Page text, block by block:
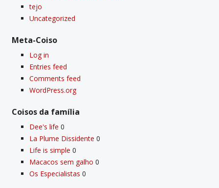
tejo
Uncategorized
Meta-Coiso
Log in
Entries feed
Comments feed
WordPress.org
Coisos da famí­lia
Dee's life 0
La Plume Dissidente 0
Life is simple 0
Macacos sem galho 0
Os Especialistas 0